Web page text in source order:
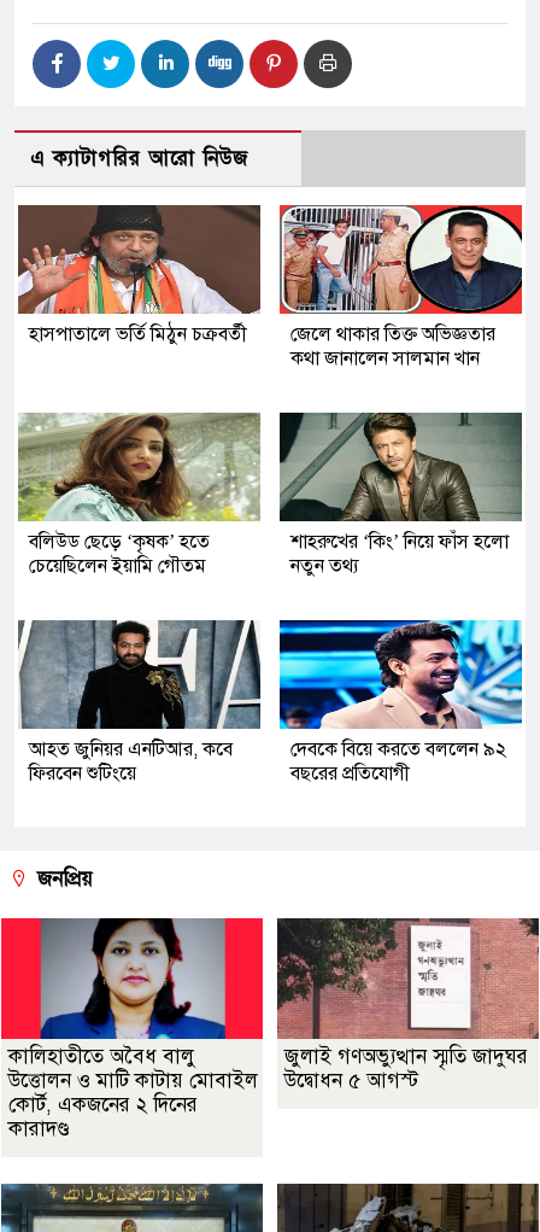
এ ক্যাটাগরির আরো নিউজ
হাসপাতালে ভর্তি মিঠুন চক্রবর্তী
জেলে থাকার তিক্ত অভিজ্ঞতার
কথা জানালেন সালমান খান
বলিউড ছেড়ে ‘কৃষক’ হতে
চেয়েছিলেন ইয়ামি গৌতম
শাহরুখের ‘কিং’ নিয়ে ফাঁস হলো
নতুন তথ্য
আহত জুনিয়র এনটিআর, কবে
ফিরবেন শুটিংয়ে
দেবকে বিয়ে করতে বললেন ৯২
বছরের প্রতিযোগী
জনপ্রিয়
কালিহাতীতে অবৈধ বালু
উত্তোলন ও মাটি কাটায় মোবাইল
কোর্ট, একজনের ২ দিনের
কারাদণ্ড
জুলাই গণঅভ্যুত্থান স্মৃতি জাদুঘর
উদ্বোধন ৫ আগস্ট